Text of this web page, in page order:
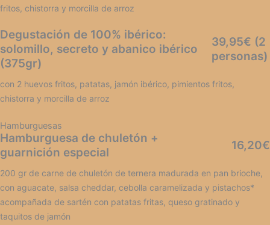
fritos, chistorra y morcilla de arroz
Degustación de 100% ibérico:
solomillo, secreto y abanico ibérico
(375gr)
39,95€ (2
personas)
con 2 huevos fritos, patatas, jamón ibérico, pimientos fritos,
chistorra y morcilla de arroz
Hamburguesas
Hamburguesa de chuletón +
guarnición especial
16,20€
200 gr de carne de chuletón de ternera madurada en pan brioche,
con aguacate, salsa cheddar, cebolla caramelizada y pistachos*
acompañada de sartén con patatas fritas, queso gratinado y
taquitos de jamón